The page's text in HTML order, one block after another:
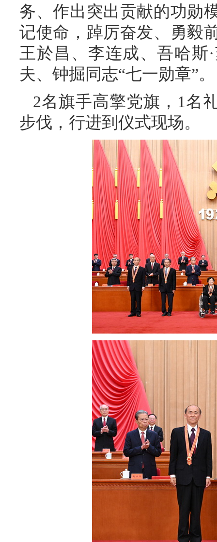
务、作出突出贡献的功勋
记使命，踔厉奋发、勇毅
王於昌、李连成、吾哈斯
夫、钟掘同志“七一勋章”。
2名旗手高擎党旗，1名
步伐，行进到仪式现场。